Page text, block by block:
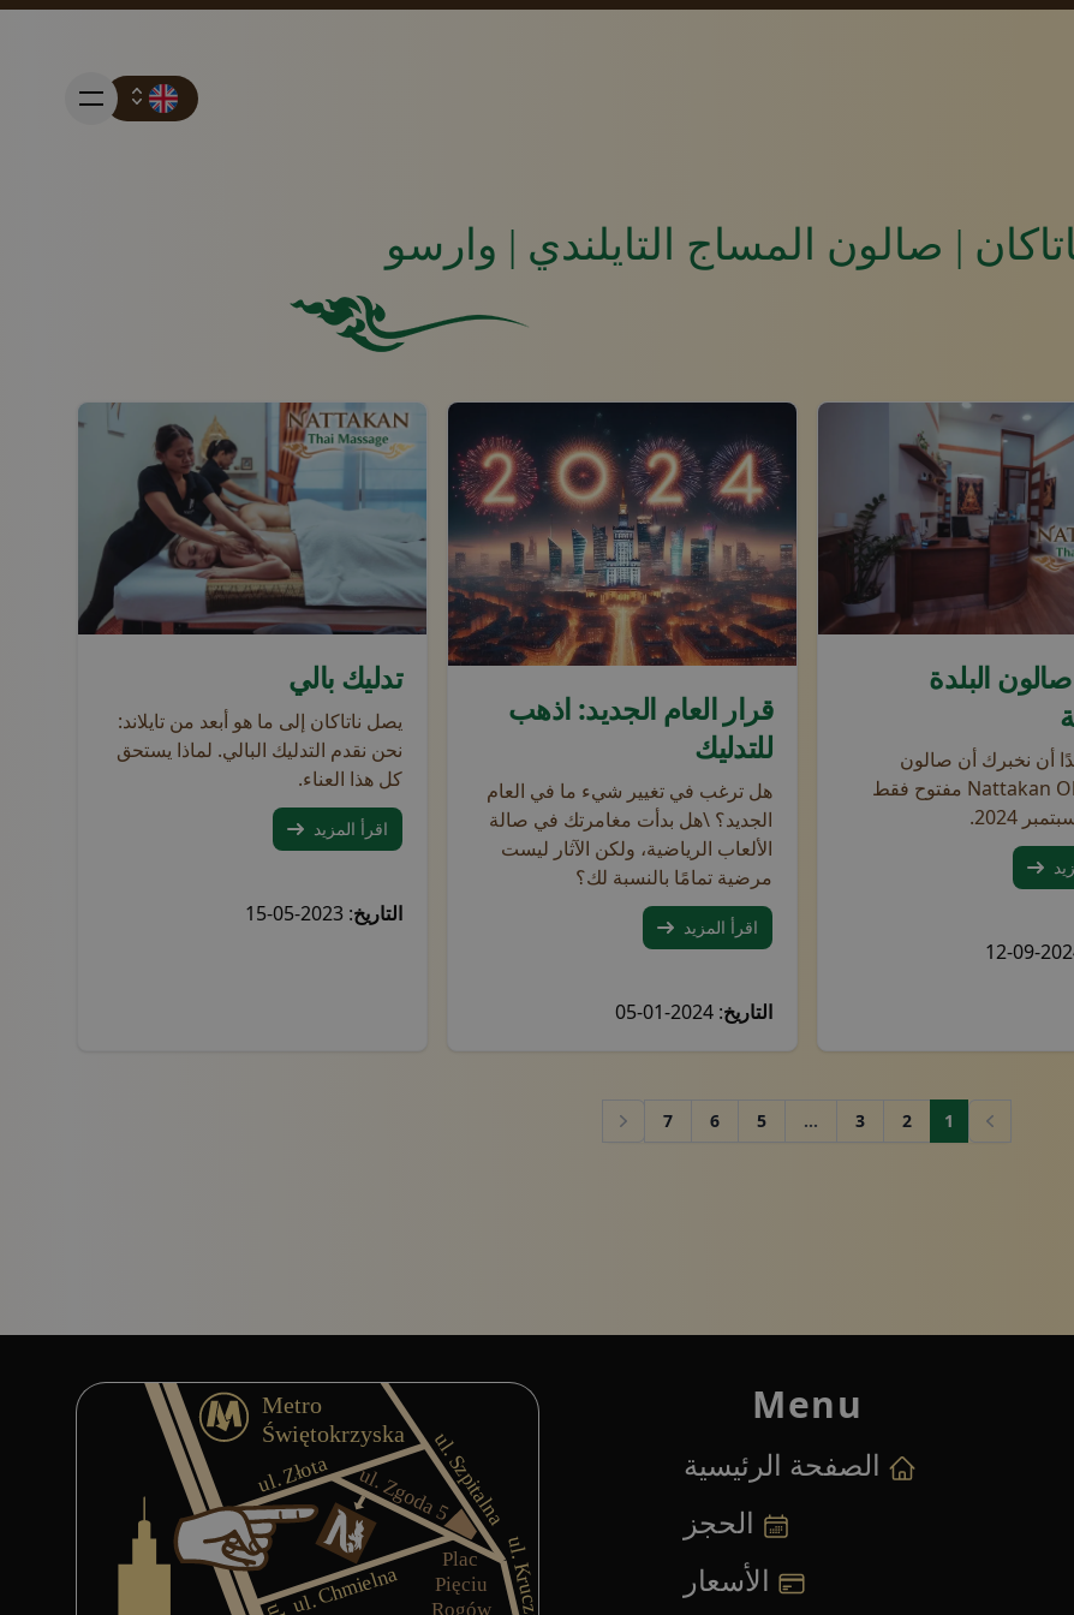
الحجز
العروض الترويجية
معرض الصور
متجر إلكتروني
القسائم
ناتاكان | صالون المساج التايلندي | وارسو
باستخدام الدلاء والشباك الملونة. يبدو الحدث احتفاليًا وحيويًا، حيث ينضم المشاركون من جميع الأعمار إلى المرح. يصطف
الاستقبال في صالون ناتاكان للتدليك التايلاندي بمكتب خشبي ونباتات مزروعة في أصص وأرفف عائمة مع عناصر زينة وكرسي وأعمال
البلدة
أن نخبرك أن صالون
Nattakan Old Town مفتوح فقط
منظر مدينة مضاء بألعاب نارية في سماء الليل تشكل الأرقام 2024 فوق ناطحات السحاب الحديثة وشارع مضاء جيداً.
قرار العام الجديد: اذهب
للتدليك
هل ترغب في تغيير شيء ما في العام
الجديد؟ \هل بدأت مغامرتك في صالة
الألعاب الرياضية، ولكن الآثار ليست
مرضية تمامًا بالنسبة لك؟
اقرأ المزيد
التاريخ: 2024-01-05
تدليك بالي
يصل ناتاكان إلى ما هو أبعد من تايلاند:
نحن نقدم التدليك البالي. لماذا يستحق
كل هذا العناء.
اقرأ المزيد
التاريخ: 2023-05-15
Previous
1
2
3
...
5
6
7
Next
Menu
الصفحة الرئيسية
الحجز
الأسعار